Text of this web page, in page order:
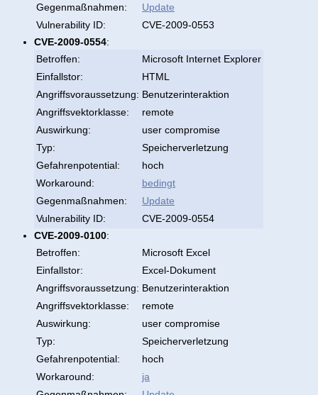
Gegenmaßnahmen:
Update
Vulnerability ID:
CVE-2009-0553
CVE-2009-0554:
Betroffen:
Microsoft Internet Explorer
Einfallstor:
HTML
Angriffsvoraussetzung: Benutzerinteraktion
Angriffsvektorklasse:
remote
Auswirkung:
user compromise
Typ:
Speicherverletzung
Gefahrenpotential:
hoch
Workaround:
bedingt
Gegenmaßnahmen:
Update
Vulnerability ID:
CVE-2009-0554
CVE-2009-0100:
Betroffen:
Microsoft Excel
Einfallstor:
Excel-Dokument
Angriffsvoraussetzung: Benutzerinteraktion
Angriffsvektorklasse:
remote
Auswirkung:
user compromise
Typ:
Speicherverletzung
Gefahrenpotential:
hoch
Workaround:
ja